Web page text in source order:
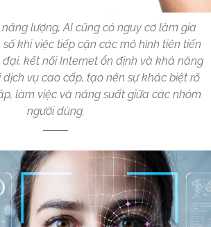
lượng, AI cũng có nguy cơ làm gia
khi việc tiếp cận các mô hình tiên tiến
đại, kết nối Internet ổn định và khả năng
vụ cao cấp, tạo nên sự khác biệt rõ
làm việc và năng suất giữa các nhóm
người dùng.